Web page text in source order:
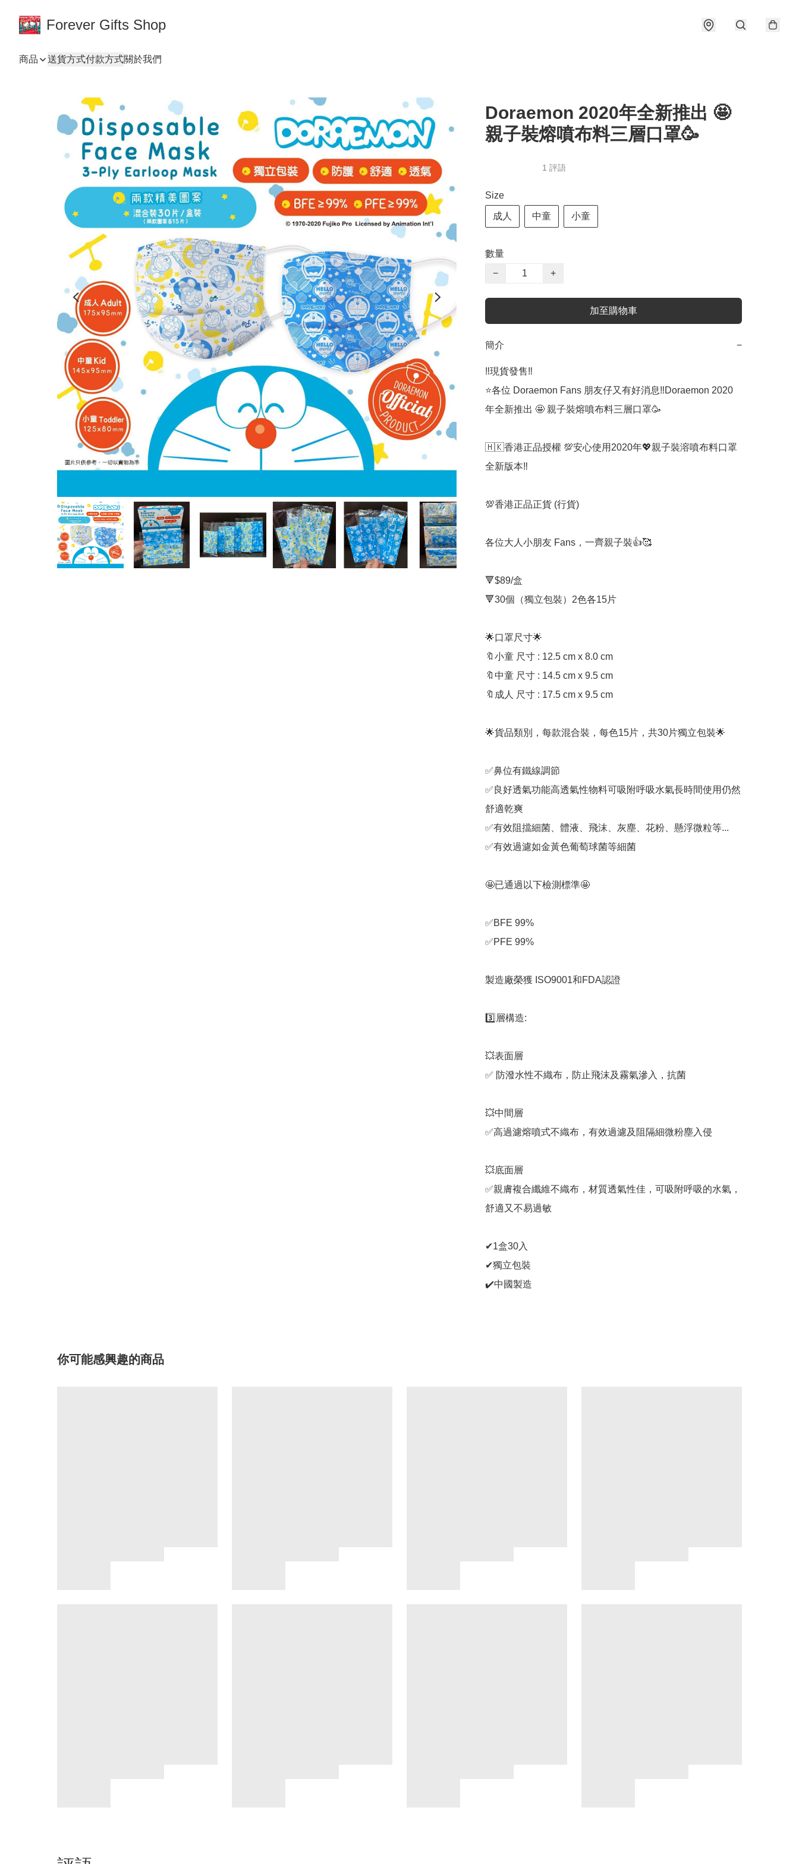
Forever Gifts Shop
商品 送貨方式付款方式關於我們
Doraemon 2020年全新推出 🤩
親子裝熔噴布料三層口罩🥳
1 評語
Size
成人 中童 小童
數量
−
+
加至購物車
簡介 −
‼️現貨發售‼️
⭐️各位 Doraemon Fans 朋友仔‍‍又有好消息‼️Doraemon 2020
年全新推出 🤩 親子裝熔噴布料三層口罩🥳
🇭🇰香港正品授權 💯安心使用2020年💖親子裝‍‍‍溶噴布料口罩
全新版本‼️
💯香港正品正貨 (行貨)
各位大人小朋友 Fans，一齊親子裝👍🥰
🔻$89/盒
🔻30個（獨立包裝）2色各15片
🌟口罩尺寸🌟
🔖小童 尺寸 : 12.5 cm x 8.0 cm
🔖中童 尺寸 : 14.5 cm x 9.5 cm
🔖成人 尺寸 : 17.5 cm x 9.5 cm
🌟貨品類別，每款混合裝，每色15片，共30片獨立包裝🌟
✅鼻位有鐵線調節
✅良好透氣功能高透氣性物料可吸附呼吸水氣長時間使用仍然
舒適乾爽
✅有效阻擋細菌、體液、飛沫、灰塵、花粉、懸浮微粒等...
✅有效過濾如金黃色葡萄球菌等細菌
🤩已通過以下檢測標準🤩
✅BFE 99%
✅PFE 99%
製造廠榮獲 ISO9001和FDA認證
3️⃣層構造:
💥表面層
✅ 防潑水性不織布，防止飛沫及霧氣滲入，抗菌
💥中間層
✅高過濾熔噴式不織布，有效過濾及阻隔細微粉塵入侵
💥底面層
✅親膚複合纖維不織布，材質透氣性佳，可吸附呼吸的水氣，
舒適又不易過敏
✔1盒30入
✔獨立包裝
你可能感興趣的商品